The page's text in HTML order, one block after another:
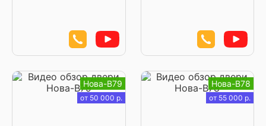
Нова-В79
от 50 000 р.
Нова-В78
от 55 000 р.